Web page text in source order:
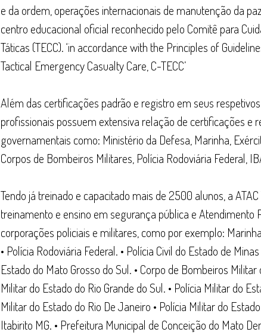
e da ordem, operações internacionais de manutenção da
centro educacional oficial reconhecido pelo Comitê para
Táticas (TECC). ‘in accordance with the Principles of
Tactical Emergency Casualty Care, C-TECC’
Além das certificações padrão e registro em seus
profissionais possuem extensiva relação de certificações e
governamentais como: Ministério da Defesa, Marinha,
Corpos de Bombeiros Militares, Polícia Rodoviária Federal,
Tendo já treinado e capacitado mais de 2500 alunos, a
treinamento e ensino em segurança pública e Atendimento
corporações policiais e militares, como por exemplo:
• Polícia Rodoviária Federal. • Polícia Civil do Estado de
Estado do Mato Grosso do Sul. • Corpo de Bombeiros
Militar do Estado do Rio Grande do Sul. • Polícia Militar do
Militar do Estado do Rio De Janeiro • Polícia Militar do
Itabirito MG. • Prefeitura Municipal de Conceição do Mato